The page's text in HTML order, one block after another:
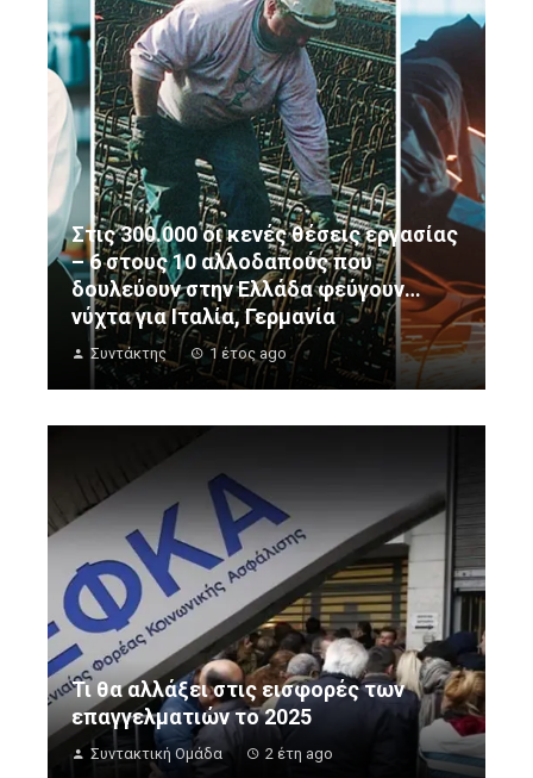
Στις 300.000 οι κενές θέσεις εργασίας
– 6 στους 10 αλλοδαπούς που
δουλεύουν στην Ελλάδα φεύγουν…
νύχτα για Ιταλία, Γερμανία
Συντάκτης 1 έτος ago
Τι θα αλλάξει στις εισφορές των
επαγγελματιών το 2025
Συντακτική Ομάδα 2 έτη ago